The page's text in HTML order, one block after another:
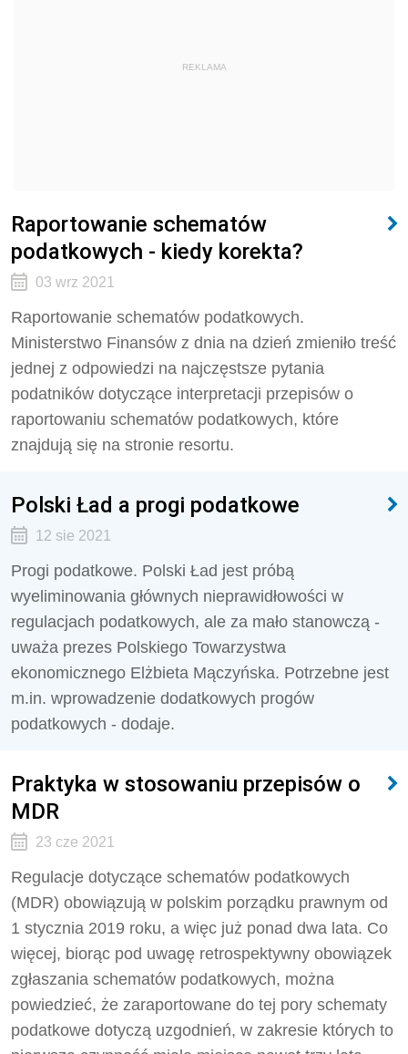
REKLAMA
Raportowanie schematów
podatkowych - kiedy korekta?
03 wrz 2021
Raportowanie schematów podatkowych.
Ministerstwo Finansów z dnia na dzień zmieniło treść
jednej z odpowiedzi na najczęstsze pytania
podatników dotyczące interpretacji przepisów o
raportowaniu schematów podatkowych, które
znajdują się na stronie resortu.
Polski Ład a progi podatkowe
12 sie 2021
Progi podatkowe. Polski Ład jest próbą
wyeliminowania głównych nieprawidłowości w
regulacjach podatkowych, ale za mało stanowczą -
uważa prezes Polskiego Towarzystwa
ekonomicznego Elżbieta Mączyńska. Potrzebne jest
m.in. wprowadzenie dodatkowych progów
podatkowych - dodaje.
Praktyka w stosowaniu przepisów o
MDR
23 cze 2021
Regulacje dotyczące schematów podatkowych
(MDR) obowiązują w polskim porządku prawnym od
1 stycznia 2019 roku, a więc już ponad dwa lata. Co
więcej, biorąc pod uwagę retrospektywny obowiązek
zgłaszania schematów podatkowych, można
powiedzieć, że zaraportowane do tej pory schematy
podatkowe dotyczą uzgodnień, w zakresie których to